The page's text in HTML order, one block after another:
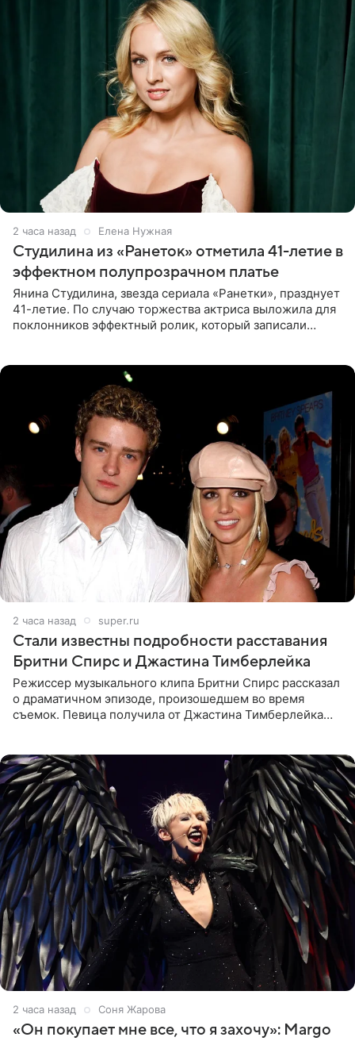
2 часа назад Елена Нужная
Студилина из «Ранеток» отметила 41-летие в
эффектном полупрозрачном платье
Янина Студилина, звезда сериала «Ранетки», празднует
41-летие. По случаю торжества актриса выложила для
поклонников эффектный ролик, который записали
2 часа назад super.ru
Стали известны подробности расставания
Бритни Спирс и Джастина Тимберлейка
Режиссер музыкального клипа Бритни Спирс рассказал
о драматичном эпизоде, произошедшем во время
съемок. Певица получила от Джастина Тимберлейка
3 часа назад Соня Жарова
«Он покупает мне все, что я захочу»: Margo